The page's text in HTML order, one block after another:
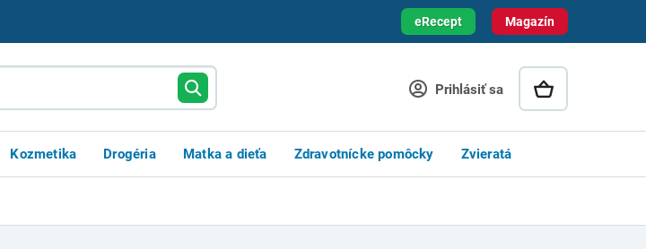
Magazín
eRecept
Prihlásiť sa
Kozmetika Drogéria Matka a dieťa Zdravotnícke pomôcky Zvieratá